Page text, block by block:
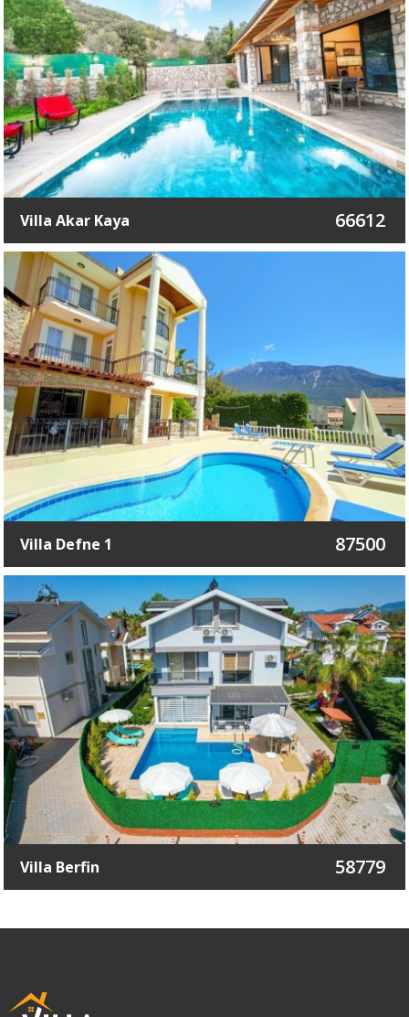
Villa Akar Kaya 66612
Villa Defne 1 87500
Villa Berfin 58779